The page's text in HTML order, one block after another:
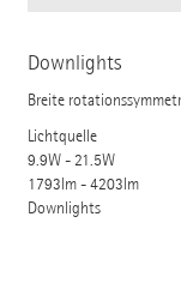
Downlights
Breite
Lichtquelle
9.9W - 21.5W
1793lm - 4203lm
Downlights